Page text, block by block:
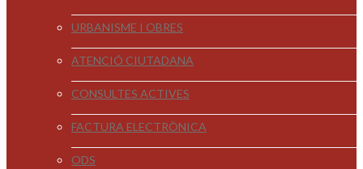
URBANISME I OBRES
ATENCIÓ CIUTADANA
CONSULTES ACTIVES
FACTURA ELECTRÒNICA
ODS